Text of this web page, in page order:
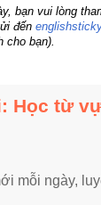
bạn vui lòng
đến
cho bạn).
Học từ
mỗi ngày,